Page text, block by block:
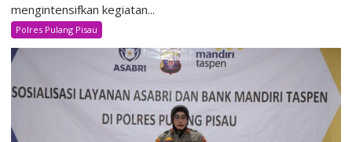
mengintensifkan kegiatan...
Polres Pulang Pisau